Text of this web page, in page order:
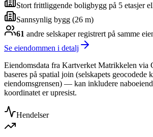
Stort frittliggende boligbygg på 5 etasjer
Sannsynlig bygg (26 m)
61 andre selskaperregistrert på samme
Se eiendommen i detalj
Eiendomsdata fra Kartverket Matrikkelen via
baseres på spatial join (selskapets geocodede
eiendomsgrensen) — kan inkludere
koordinatet er upresist.
Hendelser